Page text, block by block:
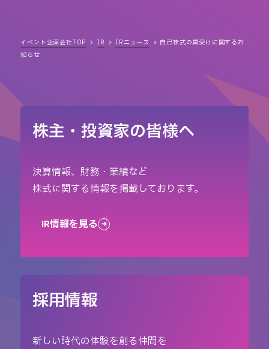
イベント企画会社TOP IR IRニュース
自己株式の買受けに関するお
知らせ
株主・投資家の皆様へ
決算情報、財務・業績など
株式に関する情報を掲載しております。
IR情報を見る
採用情報
新しい時代の体験を創る仲間を